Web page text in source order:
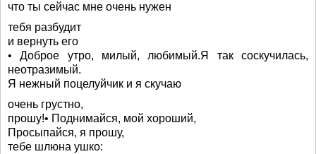
что ты сейчас мне очень нужен
тебя разбудит
и вернуть его
• Доброе утро, милый, любимый.Я так соскучилась,
неотразимый.
Я нежный поцелуйчик и я скучаю
очень грустно,
прошу!• Поднимайся, мой хороший,
Просыпайся, я прошу,
тебе шлюна ушко: